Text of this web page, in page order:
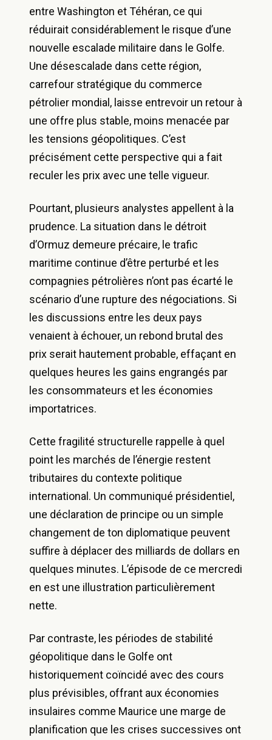
entre Washington et Téhéran, ce qui
réduirait considérablement le risque d’une
nouvelle escalade militaire dans le Golfe.
Une désescalade dans cette région,
carrefour stratégique du commerce
pétrolier mondial, laisse entrevoir un retour à
une offre plus stable, moins menacée par
les tensions géopolitiques. C’est
précisément cette perspective qui a fait
reculer les prix avec une telle vigueur.
Pourtant, plusieurs analystes appellent à la
prudence. La situation dans le détroit
d’Ormuz demeure précaire, le trafic
maritime continue d’être perturbé et les
compagnies pétrolières n’ont pas écarté le
scénario d’une rupture des négociations. Si
les discussions entre les deux pays
venaient à échouer, un rebond brutal des
prix serait hautement probable, effaçant en
quelques heures les gains engrangés par
les consommateurs et les économies
importatrices.
Cette fragilité structurelle rappelle à quel
point les marchés de l’énergie restent
tributaires du contexte politique
international. Un communiqué présidentiel,
une déclaration de principe ou un simple
changement de ton diplomatique peuvent
suffire à déplacer des milliards de dollars en
quelques minutes. L’épisode de ce mercredi
en est une illustration particulièrement
nette.
Par contraste, les périodes de stabilité
géopolitique dans le Golfe ont
historiquement coïncidé avec des cours
plus prévisibles, offrant aux économies
insulaires comme Maurice une marge de
planification que les crises successives ont